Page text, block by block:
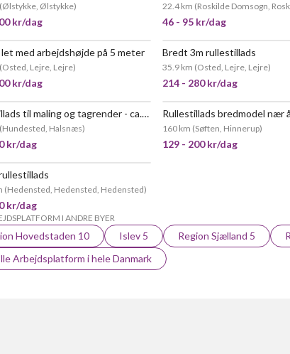
(Ølstykke, Ølstykke)
kr/dag
22.4 km (Roskilde Domsogn,
46 - 95 kr/dag
POPULÆR
med arbejdshøjde på 5 meter
(Osted, Lejre, Lejre)
kr/dag
Bredt 3m rullestillads
35.9 km (Osted, Lejre, Lejre)
214 - 280 kr/dag
Rullestillads til maling og tagrender - ca. 3 m arbejdshøjde
(Hundested, Halsnæs)
kr/dag
Rullestillads bredmodel nær
160 km (Søften, Hinnerup)
129 - 200 kr/dag
(Hedensted, Hedensted, Hedensted)
kr/dag
I ANDRE BYER
Hovedstaden 10 Islev 5 Region Sjælland 5
Arbejdsplatform i hele Danmark